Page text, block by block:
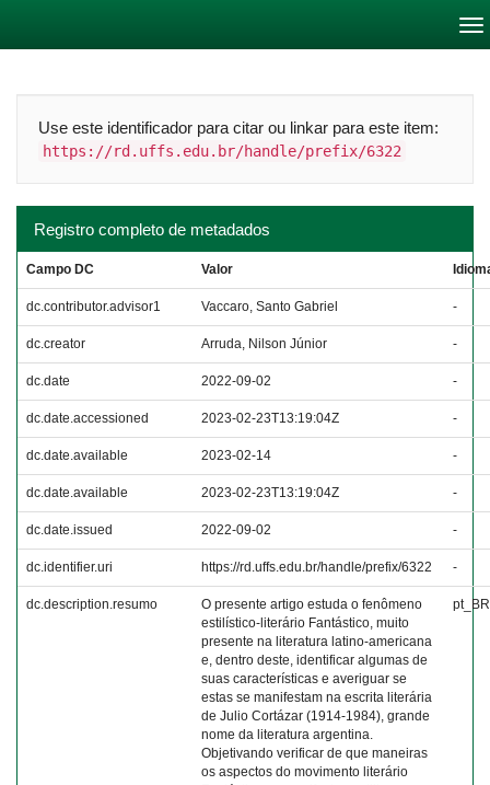
Use este identificador para citar ou linkar para este item:
https://rd.uffs.edu.br/handle/prefix/6322
Registro completo de metadados
Campo DC Valor
dc.contributor.advisor1 Vaccaro, Santo Gabriel -
dc.creator Arruda, Nilson Júnior -
dc.date 2022-09-02 -
dc.date.accessioned 2023-02-23T13:19:04Z -
dc.date.available 2023-02-14 -
dc.date.available 2023-02-23T13:19:04Z -
dc.date.issued 2022-09-02 -
dc.identifier.uri https://rd.uffs.edu.br/handle/prefix/6322 -
dc.description.resumo
O presente artigo estuda o fenômeno
estilístico-literário Fantástico, muito
presente na literatura latino-americana
e, dentro deste, identificar algumas de
suas características e averiguar se
estas se manifestam na escrita literária
de Julio Cortázar (1914-1984), grande
nome da literatura argentina.
Objetivando verificar de que maneiras
os aspectos do movimento literário
pt_BR